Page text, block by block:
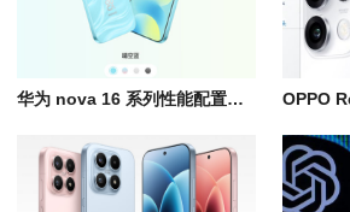
华为 nova 16 系列性能配置与选购指南, 价格2999元起, 7000mAh电池